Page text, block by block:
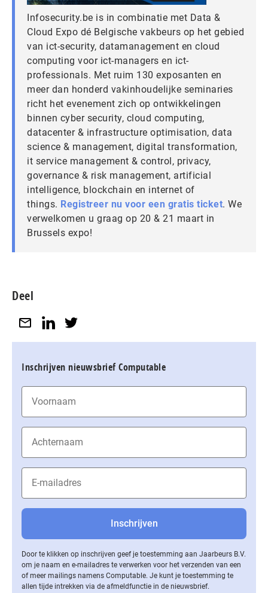
Infosecurity.be is in combinatie met Data &
Cloud Expo dé Belgische vakbeurs op het gebied
van ict-security, datamanagement en cloud
computing voor ict-managers en ict-
professionals. Met ruim 130 exposanten en
meer dan honderd vakinhoudelijke seminaries
richt het evenement zich op ontwikkelingen
binnen cyber security, cloud computing,
datacenter & infrastructure optimisation, data
science & management, digital transformation,
it service management & control, privacy,
governance & risk management, artificial
intelligence, blockchain en internet of
things. Registreer nu voor een gratis ticket. We
verwelkomen u graag op 20 & 21 maart in
Brussels expo!
Deel
Inschrijven nieuwsbrief Computable
Door te klikken op inschrijven geef je toestemming aan Jaarbeurs B.V.
om je naam en e-mailadres te verwerken voor het verzenden van een
of meer mailings namens Computable. Je kunt je toestemming te
allen tijde intrekken via de af­meld­func­tie in de nieuwsbrief.